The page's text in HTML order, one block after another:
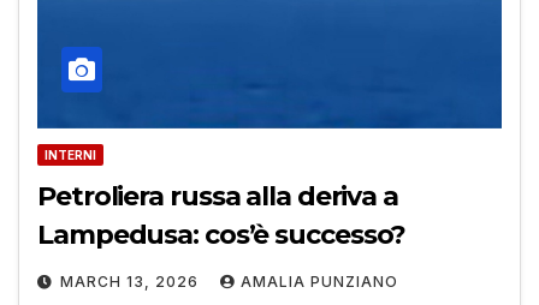
INTERNI
Petroliera russa alla deriva a
Lampedusa: cos’è successo?
MARCH 13, 2026 AMALIA PUNZIANO